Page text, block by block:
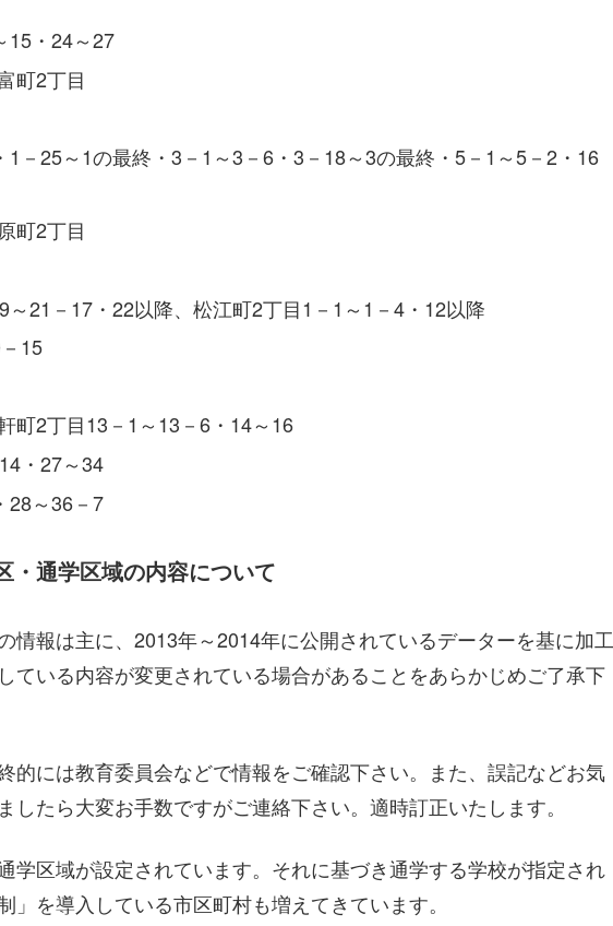
15・24～27
町2丁目
1－25～1の最終・3－1～3－6・3－18～3の最終・5－1～5－2・16
町2丁目
～21－17・22以降、松江町2丁目1－1～1－4・12以降
15
町2丁目13－1～13－6・14～16
・27～34
28～36－7
・通学区域の内容について
情報は主に、2013年～2014年に公開されているデーターを基に加工
ている内容が変更されている場合があることをあらかじめご了承下
的には教育委員会などで情報をご確認下さい。また、誤記などお気
したら大変お手数ですがご連絡下さい。適時訂正いたします。
学区域が設定されています。それに基づき通学する学校が指定され
」を導入している市区町村も増えてきています。